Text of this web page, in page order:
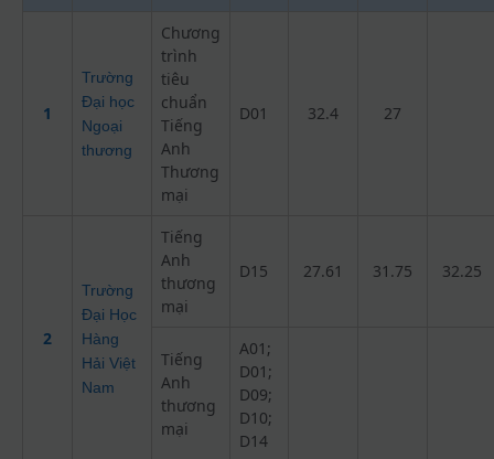
1
Trường
Đại học
Ngoại
thương
Chương
trình
tiêu
chuẩn
Tiếng
Anh
Thương
mại
D01 32.4 27
2
Trường
Đại Học
Hàng
Hải Việt
Nam
Tiếng
Anh
thương
mại
D15 27.61 31.75 32.25
Tiếng
Anh
thương
mại
A01;
D01;
D09;
D10;
D14